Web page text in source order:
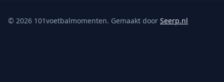
© 2026 101voetbalmomenten. Gemaakt door Seerp.nl